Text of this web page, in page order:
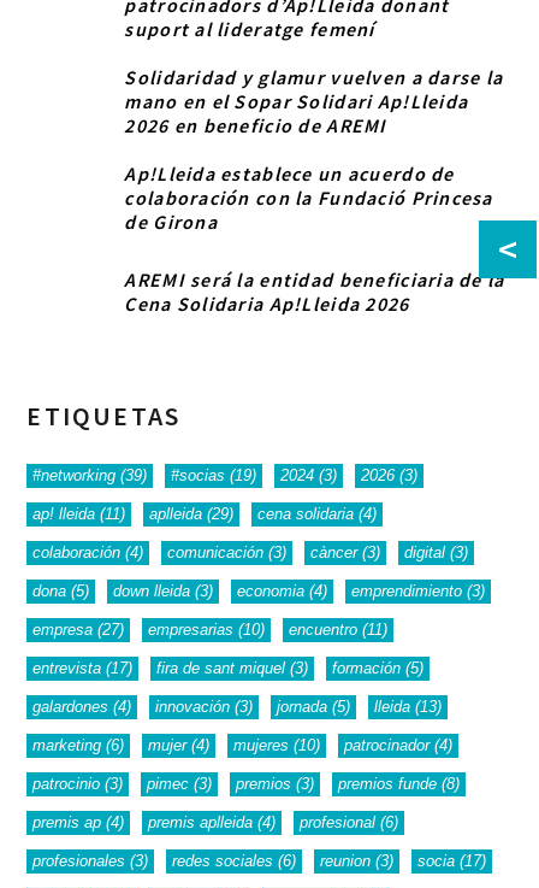
suport al lideratge femení
Solidaridad y glamur vuelven a darse la
mano en el Sopar Solidari Ap!Lleida
2026 en beneficio de AREMI
Ap!Lleida establece un acuerdo de
colaboración con la Fundació Princesa
de Girona
AREMI será la entidad beneficiaria de la
Cena Solidaria Ap!Lleida 2026
ETIQUETAS
#networking (39) #socias (19) 2024 (3) 2026 (3)
ap! lleida (11) aplleida (29) cena solidaria (4)
colaboración (4) comunicación (3) càncer(3) digital (3)
dona (5) down lleida (3) economia (4) emprendimiento (3)
empresa (27) empresarias (10) encuentro (11)
entrevista (17) fira de sant miquel (3) formación (5)
galardones (4) innovación (3) jornada (5) lleida (13)
marketing (6) mujer(4) mujeres (10) patrocinador(4)
patrocinio (3) pimec (3) premios (3) premios funde (8)
premis ap (4) premis aplleida (4) profesional (6)
profesionales (3) redes sociales (6) reunion (3) socia (17)
<